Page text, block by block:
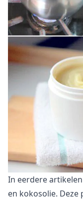
In eerdere
en kokosolie.